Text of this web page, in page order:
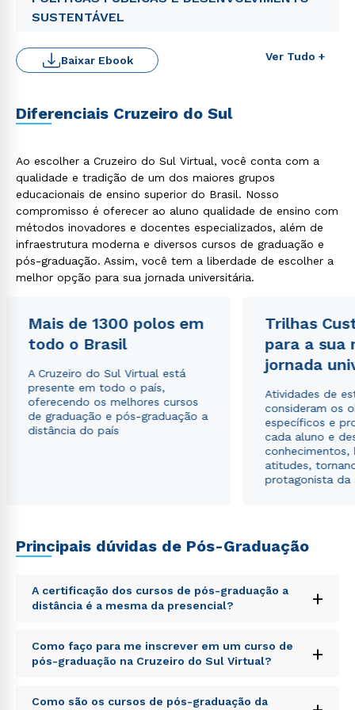
SUSTENTÁVEL
Ver Tudo +
Baixar Ebook
Diferenciais Cruzeiro do Sul
Ao escolher a Cruzeiro do Sul Virtual, você conta com a
qualidade e tradição de um dos maiores grupos
educacionais de ensino superior do Brasil. Nosso
compromisso é oferecer ao aluno qualidade de ensino com
métodos inovadores e docentes especializados, além de
infraestrutura moderna e diversos cursos de graduação e
pós-graduação. Assim, você tem a liberdade de escolher a
melhor opção para sua jornada universitária.
Mais de 1300 polos em
todo o Brasil
A Cruzeiro do Sul Virtual está
presente em todo o país,
oferecendo os melhores cursos
de graduação e pós-graduação a
distância do país
Trilhas
para a sua
jornada
Atividades de
consideram os
específicos e
cada aluno e
conhecimentos,
atitudes,
protagonista da
Principais dúvidas de Pós-Graduação
A certificação dos cursos de pós-graduação a
distância é a mesma da presencial?
+
Sed ut perspiciatis unde omnis iste natus error sit
voluptatem accusantium doloremque laudantium,
totam rem aperiam, eaque ipsa quae ab illo inventore
explicabo. Nemo enim ipsam voluptatem quia
Como faço para me inscrever em um curso de
pós-graduação na Cruzeiro do Sul Virtual?
+
Sed ut perspiciatis unde omnis iste natus error sit
Como são os cursos de pós-graduação da
Rápido e fácil
WhatsApp
ou
Estou de acordo com a Política de Privacidade.e
autorizo que meus dados sejam utilizados para o
envio de conteúdos da Cruzeiro do Sul.